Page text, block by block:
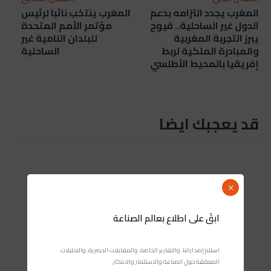
المغرب ينتخب نائبا لرئيس
مؤتمر الأمم المتحدة
للبلدان النامية غير
الساحلية
المغرب يجدد التزامه بدعم
الدول غير الساحلية.. قيوح
يبرز التجربة المغربية
والمبادرة الملكية لربط
إفريقيا بالمحيط الأطلسي
قد يعجبك ايضا
ابقَ على اطلاع بعالم الصناعة
استلم إصداراتنا، والتقارير الخاصة، والمقابلات الحصرية، والتحليلات
المعمّقة حول الصناعة والاستثمار والابتكار.
×